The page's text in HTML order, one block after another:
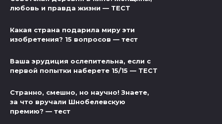
любовь и правда жизни — ТЕСТ
Какая страна подарила миру эти
изобретения? 15 вопросов — тест
Ваша эрудиция ослепительна, если с
первой попытки наберете 15/15 — ТЕСТ
Странно, смешно, но научно! Знаете,
за что вручали Шнобелевскую
премию? — тест